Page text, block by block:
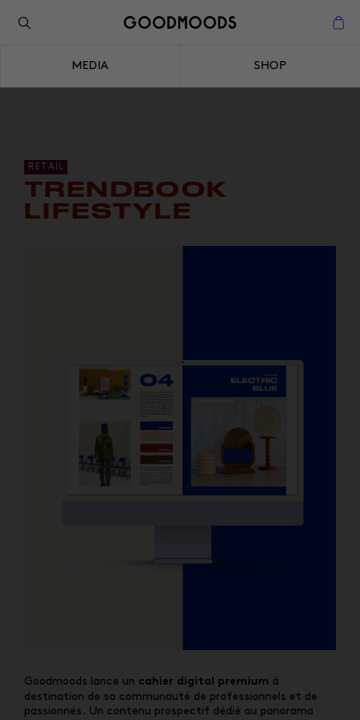
MEDIA SHOP
RETAIL
TRENDBOOK
LIFESTYLE
Goodmoods lance un cahier digital premium à
destination de sa communauté de professionnels et de
passionnés. Un contenu prospectif dédié au panorama
Back to the inspiration